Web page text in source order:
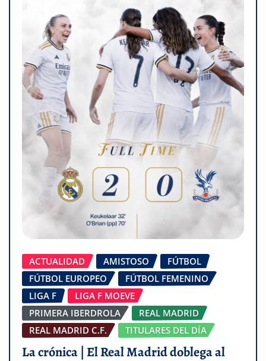
ACTUALIDAD AMISTOSO
FÚTBOL
FÚTBOL EUROPEO
FÚTBOL FEMENINO
LIGA F
LIGA F MOEVE
PRIMERA IBERDROLA
REAL MADRID
REAL MADRID C.F.
TITULARES DEL DÍA
La crónica | El Real Madrid doblega al